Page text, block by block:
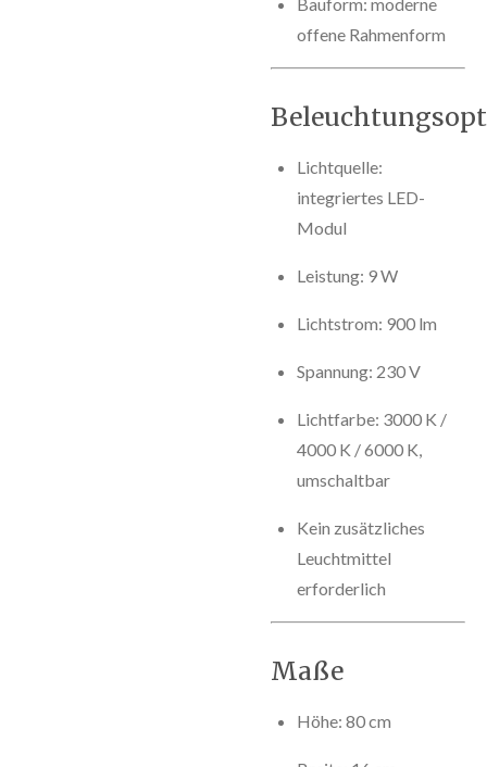
offene Rahmenform
Lichtquelle:
integriertes LED-
Modul
Leistung: 9 W
Lichtstrom: 900 lm
Spannung: 230 V
Lichtfarbe: 3000 K /
4000 K / 6000 K,
umschaltbar
Kein zusätzliches
Leuchtmittel
erforderlich
Maße
Höhe: 80 cm